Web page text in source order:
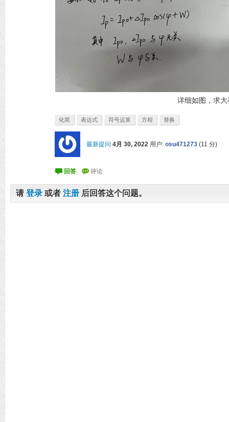
详细如图，求
化简 表达式 符号运算 方程 替换
最新提问 4月 30, 2022 用户: osu471273 (11 分)
请登录 或者 注册 后回答这个问题。